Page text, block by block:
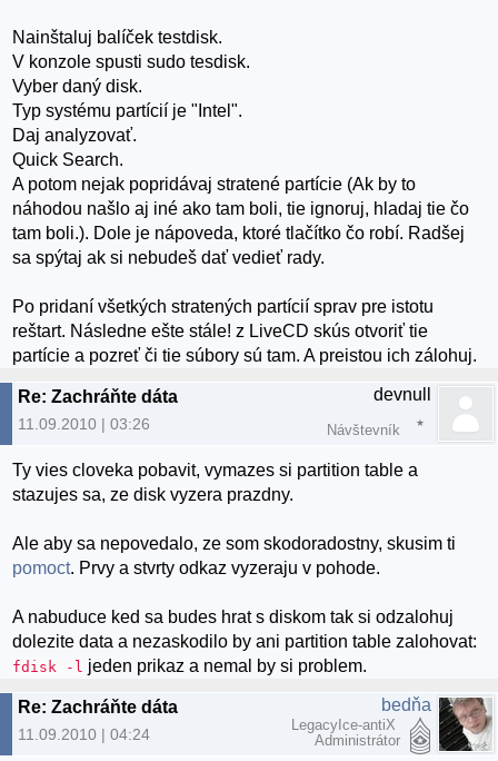
Nainštaluj balíček testdisk.
V konzole spusti sudo tesdisk.
Vyber daný disk.
Typ systému partícií je "Intel".
Daj analyzovať.
Quick Search.
A potom nejak popridávaj stratené partície (Ak by to
náhodou našlo aj iné ako tam boli, tie ignoruj, hladaj tie čo
tam boli.). Dole je nápoveda, ktoré tlačítko čo robí. Radšej
sa spýtaj ak si nebudeš dať vedieť rady.
Po pridaní všetkých stratených partícií sprav pre istotu
reštart. Následne ešte stále! z LiveCD skús otvoriť tie
partície a pozreť či tie súbory sú tam. A preistou ich zálohuj.
Re: Zachráňte dáta
11.09.2010 | 03:26
devnull
Návštevník
Ty vies cloveka pobavit, vymazes si partition table a
stazujes sa, ze disk vyzera prazdny.
Ale aby sa nepovedalo, ze som skodoradostny, skusim ti
pomoct. Prvy a stvrty odkaz vyzeraju v pohode.
A nabuduce ked sa budes hrat s diskom tak si odzalohuj
dolezite data a nezaskodilo by ani partition table zalohovat:
fdisk -l jeden prikaz a nemal by si problem.
Re: Zachráňte dáta
11.09.2010 | 04:24
bedňa
LegacyIce-antiX
Administrátor